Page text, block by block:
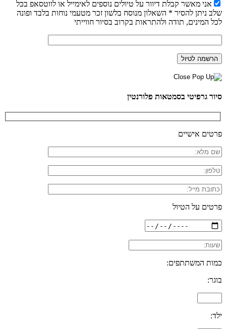
אני מאשר קבלת דיוור על טיולים נוספים לאימייל או לווטסאפ בכל
שלב ניתן להסיר * השאלון מנוסח בלשון זכר מטעמי נוחות בלבד ופונה
לכל המינים, תודה ולהתראות בקרוב בסיור חווייתי
סיור גרפיטי בסמטאות פלורנטין
פרטים אישיים
פרטים על הטיול
כמות המשתתפים:
בוגר:
ילד: